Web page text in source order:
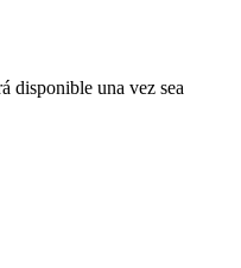
disponible una vez sea